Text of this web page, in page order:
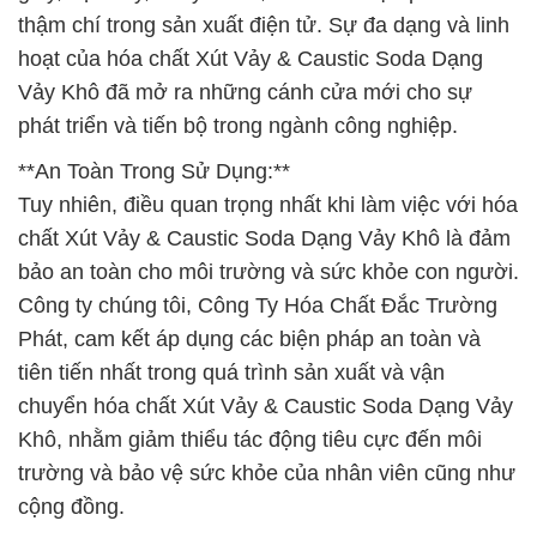
thậm chí trong sản xuất điện tử. Sự đa dạng và linh
hoạt của hóa chất Xút Vảy & Caustic Soda Dạng
Vảy Khô đã mở ra những cánh cửa mới cho sự
phát triển và tiến bộ trong ngành công nghiệp.
**An Toàn Trong Sử Dụng:**
Tuy nhiên, điều quan trọng nhất khi làm việc với hóa
chất Xút Vảy & Caustic Soda Dạng Vảy Khô là đảm
bảo an toàn cho môi trường và sức khỏe con người.
Công ty chúng tôi, Công Ty Hóa Chất Đắc Trường
Phát, cam kết áp dụng các biện pháp an toàn và
tiên tiến nhất trong quá trình sản xuất và vận
chuyển hóa chất Xút Vảy & Caustic Soda Dạng Vảy
Khô, nhằm giảm thiểu tác động tiêu cực đến môi
trường và bảo vệ sức khỏe của nhân viên cũng như
cộng đồng.